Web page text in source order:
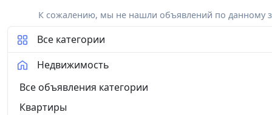
К сожалению, мы не нашли объявлений по данному
Все категории
Недвижимость
Все объявления категории
Квартиры